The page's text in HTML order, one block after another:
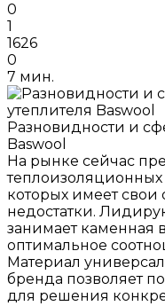
0
1
1626
0
7 мин.
Разновидности и
Baswool
На рынке сейчас
которых имеет свои
недостатки.
занимает каменная
оптимальное
Материал
бренда позволяет
для решения